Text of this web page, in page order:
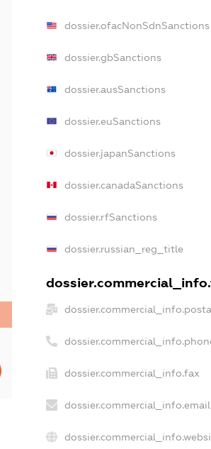
dossier.ofacNonSdnSanctions
dossier.gbSanctions
dossier.ausSanctions
dossier.euSanctions
dossier.japanSanctions
dossier.canadaSanctions
dossier.rfSanctions
dossier.russian_reg_title
dossier.commercial_info.fax
dossier.commercial_info.email